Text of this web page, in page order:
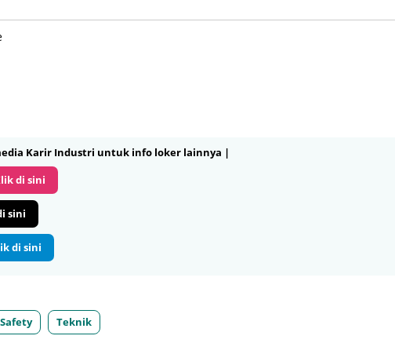
Karir Industri untuk info loker lainnya |
di sini
sini
di sini
Safety Teknik